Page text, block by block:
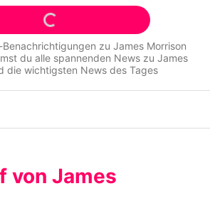
auf Promiflash
Jobs
App runterladen
Richtlinien
zu James Morrison
du alle spannenden News zu James
die wichtigsten News des Tages
von James